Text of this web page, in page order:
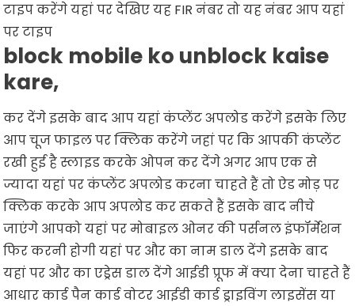
टाइप करेंगे यहां पर देखिए यह FIR नंबर तो यह नंबर आप यहां
पर टाइप
block mobile ko unblock kaise
kare,
कर देंगे इसके बाद आप यहां कंप्लेंट अपलोड करेंगे इसके लिए
आप चूज फाइल पर क्लिक करेंगे जहां पर कि आपकी कंप्लेंट
रखी हुई है स्लाइड करके ओपन कर देंगे अगर आप एक से
ज्यादा यहां पर कंप्लेंट अपलोड करना चाहते हैं तो ऐड मोड़ पर
क्लिक करके आप अपलोड कर सकते हैं इसके बाद नीचे
जाएंगे आपको यहां पर मोबाइल ओनर की पर्सनल इंफॉर्मेशन
फिर करनी होगी यहां पर और का नाम डाल देंगे इसके बाद
यहां पर और का एड्रेस डाल देंगे आईडी प्रूफ में क्या देना चाहते हैं
आधार कार्ड पैन कार्ड वोटर आईडी कार्ड ड्राइविंग लाइसेंस या